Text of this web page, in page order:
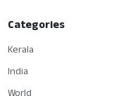
Categories
Kerala
India
World